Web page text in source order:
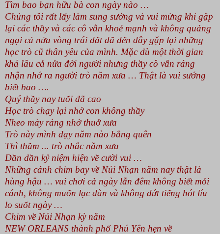
Tìm bao bạn hữu bà con ngày nào …
Chúng tôi rất lấy làm sung sướng và vui mừng khi gặp
lại các thầy và các cô vẫn khoẻ mạnh và không quảng
ngại cả nửa vòng trái đất đã đến đây gặp lại những
học trò cũ thân yêu của mình. Mặc dù một thời gian
khá lâu cả nửa đời người nhưng thầy cô vẫn ráng
nhận nhớ ra người trò năm xưa … Thật là vui sướng
biết bao ….
Quý thầy nay tuổi đã cao
Học trò chạy lại nhớ con không thầy
Nheo mày ráng nhớ thuở xưa
Trò này mình dạy năm nào bẳng quên
Thì thầm ... trò nhắc năm xưa
Dần dần kỷ niệm hiện về cười vui …
Những cánh chim bay về Núi Nhạn năm nay thật là
hùng hậu … vui chơi cả ngày lẫn đêm không biết mỏi
cánh, không muốn lạc đàn và không dứt tiếng hót líu
lo suốt ngày …
Chim về Núi Nhạn kỳ năm
NEW ORLEANS thành phố Phú Yên hẹn về